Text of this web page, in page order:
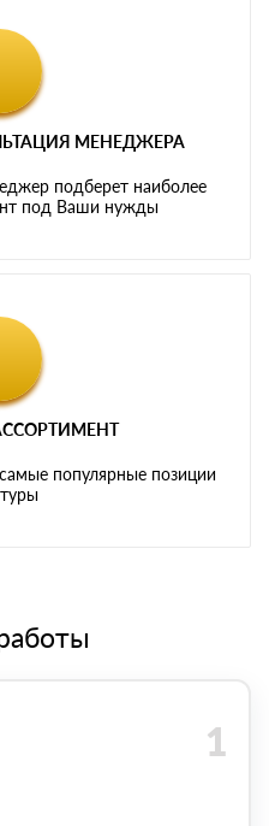
МЕНЕДЖЕРА
подберет наиболее
под Ваши нужды
популярные позиции